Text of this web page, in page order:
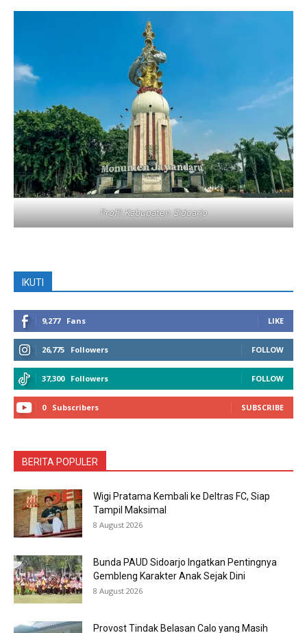
Profil Kabupaten Sidoarjo
IKUTI
9,277 Fans LIKE
26,775 Followers FOLLOW
37,300 Followers FOLLOW
0 Subscribers SUBSCRIBE
BERITA POPULER
Wigi Pratama Kembali ke Deltras FC, Siap
Tampil Maksimal
8 August 2026
Bunda PAUD Sidoarjo Ingatkan Pentingnya
Gembleng Karakter Anak Sejak Dini
8 August 2026
Provost Tindak Belasan Calo yang Masih